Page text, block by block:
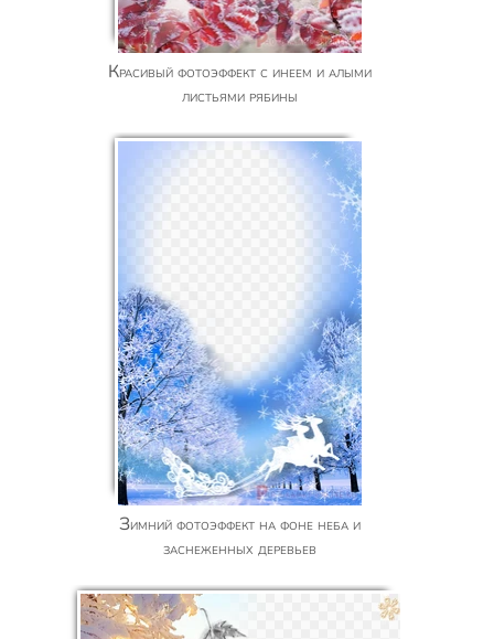
Красивый фотоэффект с инеем и алыми
листьями рябины
Зимний фотоэффект на фоне неба и
заснеженных деревьев